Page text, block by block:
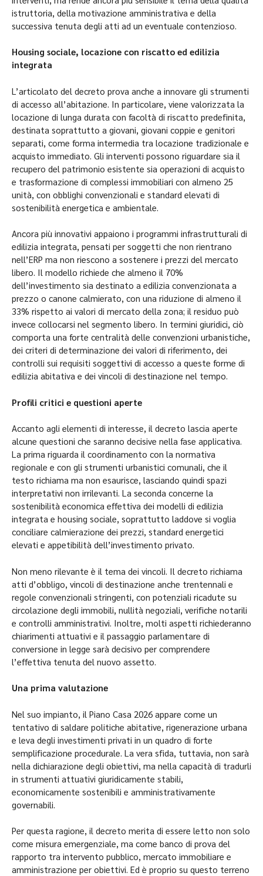
istruttoria, della motivazione amministrativa e della
successiva tenuta degli atti ad un eventuale contenzioso.
Housing sociale, locazione con riscatto ed edilizia
integrata
L’articolato del decreto prova anche a innovare gli strumenti
di accesso all’abitazione. In particolare, viene valorizzata la
locazione di lunga durata con facoltà di riscatto predefinita,
destinata soprattutto a giovani, giovani coppie e genitori
separati, come forma intermedia tra locazione tradizionale e
acquisto immediato. Gli interventi possono riguardare sia il
recupero del patrimonio esistente sia operazioni di acquisto
e trasformazione di complessi immobiliari con almeno 25
unità, con obblighi convenzionali e standard elevati di
sostenibilità energetica e ambientale.
Ancora più innovativi appaiono i programmi infrastrutturali di
edilizia integrata, pensati per soggetti che non rientrano
nell’ERP ma non riescono a sostenere i prezzi del mercato
libero. Il modello richiede che almeno il 70%
dell’investimento sia destinato a edilizia convenzionata a
prezzo o canone calmierato, con una riduzione di almeno il
33% rispetto ai valori di mercato della zona; il residuo può
invece collocarsi nel segmento libero. In termini giuridici, ciò
comporta una forte centralità delle convenzioni urbanistiche,
dei criteri di determinazione dei valori di riferimento, dei
controlli sui requisiti soggettivi di accesso a queste forme di
edilizia abitativa e dei vincoli di destinazione nel tempo.
Profili critici e questioni aperte
Accanto agli elementi di interesse, il decreto lascia aperte
alcune questioni che saranno decisive nella fase applicativa.
La prima riguarda il coordinamento con la normativa
regionale e con gli strumenti urbanistici comunali, che il
testo richiama ma non esaurisce, lasciando quindi spazi
interpretativi non irrilevanti. La seconda concerne la
sostenibilità economica effettiva dei modelli di edilizia
integrata e housing sociale, soprattutto laddove si voglia
conciliare calmierazione dei prezzi, standard energetici
elevati e appetibilità dell’investimento privato.
Non meno rilevante è il tema dei vincoli. Il decreto richiama
atti d’obbligo, vincoli di destinazione anche trentennali e
regole convenzionali stringenti, con potenziali ricadute su
circolazione degli immobili, nullità negoziali, verifiche notarili
e controlli amministrativi. Inoltre, molti aspetti richiederanno
chiarimenti attuativi e il passaggio parlamentare di
conversione in legge sarà decisivo per comprendere
l’effettiva tenuta del nuovo assetto.
Una prima valutazione
Nel suo impianto, il Piano Casa 2026 appare come un
tentativo di saldare politiche abitative, rigenerazione urbana
e leva degli investimenti privati in un quadro di forte
semplificazione procedurale. La vera sfida, tuttavia, non sarà
nella dichiarazione degli obiettivi, ma nella capacità di tradurli
in strumenti attuativi giuridicamente stabili,
economicamente sostenibili e amministrativamente
governabili.
Per questa ragione, il decreto merita di essere letto non solo
come misura emergenziale, ma come banco di prova del
rapporto tra intervento pubblico, mercato immobiliare e
amministrazione per obiettivi. Ed è proprio su questo terreno